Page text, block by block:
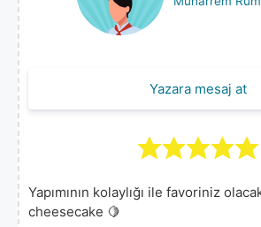
Yazara mesaj at
Yapımının kolaylığı ile favoriniz
cheesecake 🍋